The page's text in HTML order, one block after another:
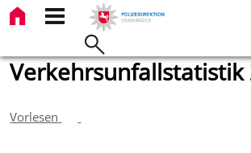
Verkehrsunfallstatistik
Vorlesen